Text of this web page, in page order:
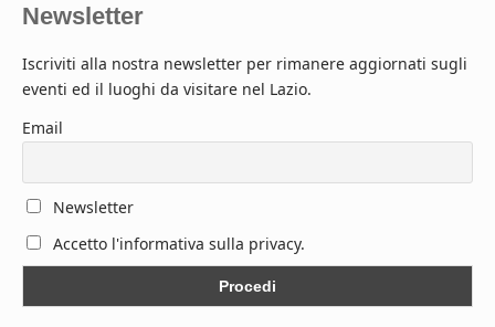
Newsletter
Iscriviti alla nostra newsletter per rimanere aggiornati sugli
eventi ed il luoghi da visitare nel Lazio.
Email
Newsletter
Accetto l'informativa sulla privacy.